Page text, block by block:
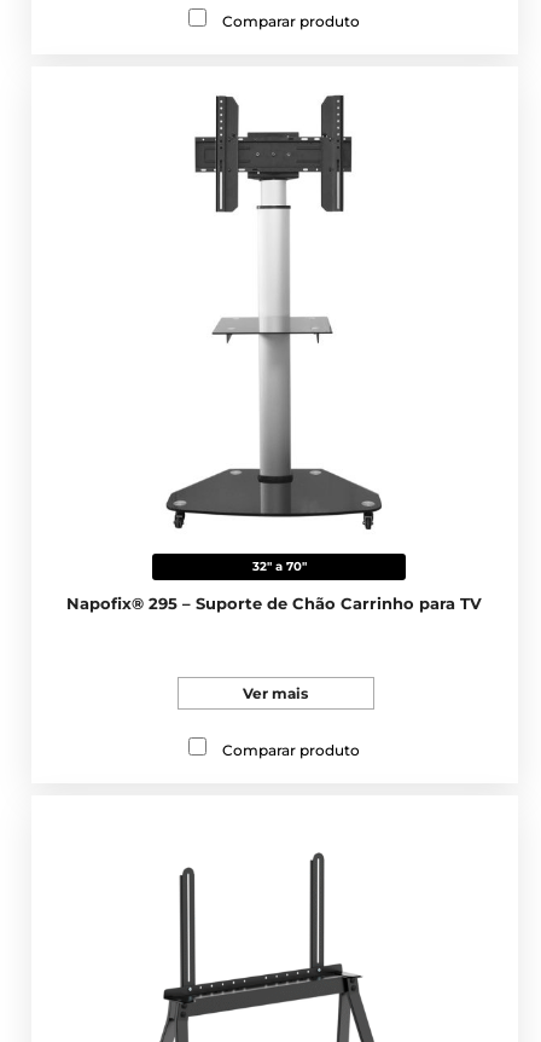
Comparar produto
32" a 70"
Napofix® 295 – Suporte de Chão Carrinho para TV
Ver mais
Comparar produto